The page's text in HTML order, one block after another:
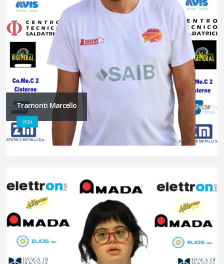
Tramonti Marcello
VEDI